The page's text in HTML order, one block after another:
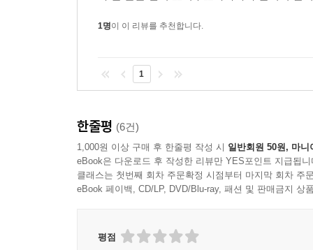
8.2.2 BitBucket 382
9.2 데이터베이스 환경 구성 435
9.3 GAE 로컬 확인 및 업로드하기 455
CHAPTER 10 Apache Solr 연동 459
10.3 Solr 데이터 인덱싱 466
1명이 이 리뷰를 추천합니다.
1
한줄평 (6건)
1,000원 이상 구매 후 한줄평 작성 시 일반회원 50원, 마니
eBook은 다운로드 후 작성한 리뷰만 YES포인트 지급됩니
클래스는 첫번째 회차 주문확정 시점부터 마지막 회차 주
eBook 페이백, CD/LP, DVD/Blu-ray, 패션 및 판매금지 상
평점